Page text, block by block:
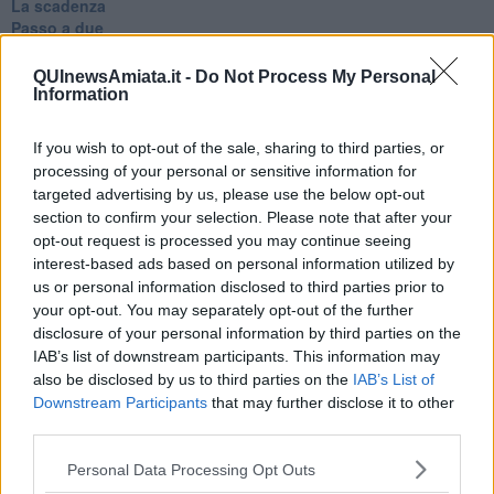
QUInewsAmiata.it - Do Not Process My Personal
Information
If you wish to opt-out of the sale, sharing to third parties, or
processing of your personal or sensitive information for
targeted advertising by us, please use the below opt-out
section to confirm your selection. Please note that after your
opt-out request is processed you may continue seeing
interest-based ads based on personal information utilized by
us or personal information disclosed to third parties prior to
your opt-out. You may separately opt-out of the further
disclosure of your personal information by third parties on the
IAB’s list of downstream participants. This information may
also be disclosed by us to third parties on the IAB’s List of
Downstream Participants that may further disclose it to other
Personal Data Processing Opt Outs
La scadenza
Passo a due
Prima di andare via
Triage
Relitti
Lucio
PRIMO
Sogni & incubi
Accidenti all’amore
Protezione civile
Walter
Appunti per l'inverno
Il muro di Baj
Biografia emotiva
La tempesta e altro
Umani
I bolidi
Colpa & merito